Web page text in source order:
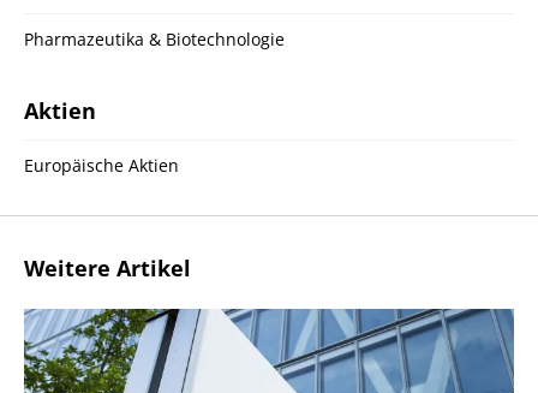
Pharmazeutika & Biotechnologie
Aktien
Europäische Aktien
Weitere Artikel